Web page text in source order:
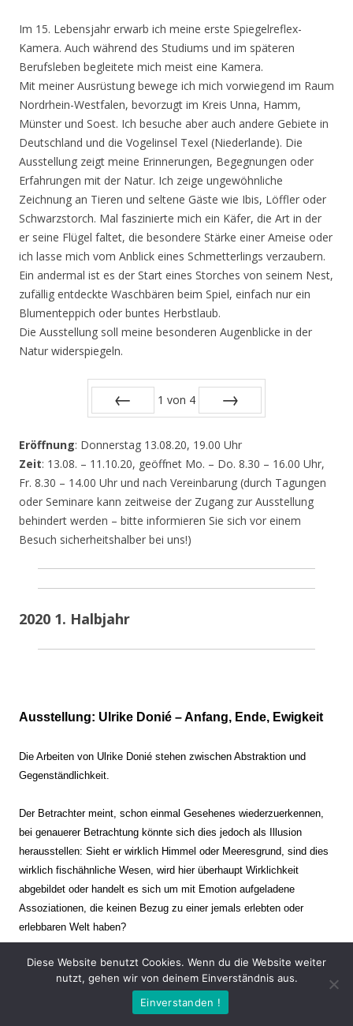
Im 15. Lebensjahr erwarb ich meine erste Spiegelreflex-
Kamera. Auch während des Studiums und im späteren
Berufsleben begleitete mich meist eine Kamera.
Mit meiner Ausrüstung bewege ich mich vorwiegend im Raum
Nordrhein-Westfalen, bevorzugt im Kreis Unna, Hamm,
Münster und Soest. Ich besuche aber auch andere Gebiete in
Deutschland und die Vogelinsel Texel (Niederlande). Die
Ausstellung zeigt meine Erinnerungen, Begegnungen oder
Erfahrungen mit der Natur. Ich zeige ungewöhnliche
Zeichnung an Tieren und seltene Gäste wie Ibis, Löffler oder
Schwarzstorch. Mal faszinierte mich ein Käfer, die Art in der
er seine Flügel faltet, die besondere Stärke einer Ameise oder
ich lasse mich vom Anblick eines Schmetterlings verzaubern.
Ein andermal ist es der Start eines Storches von seinem Nest,
zufällig entdeckte Waschbären beim Spiel, einfach nur ein
Blumenteppich oder buntes Herbstlaub.
Die Ausstellung soll meine besonderen Augenblicke in der
Natur widerspiegeln.
1 von 4
Eröffnung: Donnerstag 13.08.20, 19.00 Uhr
Zeit: 13.08. – 11.10.20, geöffnet Mo. – Do. 8.30 – 16.00 Uhr,
Fr. 8.30 – 14.00 Uhr und nach Vereinbarung (durch Tagungen
oder Seminare kann zeitweise der Zugang zur Ausstellung
behindert werden – bitte informieren Sie sich vor einem
Besuch sicherheitshalber bei uns!)
2020 1. Halbjahr
Ausstellung: Ulrike Donié – Anfang, Ende, Ewigkeit
Die Arbeiten von Ulrike Donié stehen zwischen Abstraktion und
Gegenständlichkeit.
Der Betrachter meint, schon einmal Gesehenes wiederzuerkennen,
bei genauerer Betrachtung könnte sich dies jedoch als Illusion
herausstellen: Sieht er wirklich Himmel oder Meeresgrund, sind dies
wirklich fischähnliche Wesen, wird hier überhaupt Wirklichkeit
abgebildet oder handelt es sich um mit Emotion aufgeladene
Assoziationen, die keinen Bezug zu einer jemals erlebten oder
erlebbaren Welt haben?
Verharren und Dynamik stehen sich dabei gegenüber. Zeit steht still
oder verrinnt im Nu. Es soll dabei eine Spannung, auch farblich, bis
zur Schmerzgrenze erzeugt werden. Die Arbeiten stellen ambivalente
Diese Website benutzt Cookies. Wenn du die Website weiter
nutzt, gehen wir von deinem Einverständnis aus.
Einverstanden !